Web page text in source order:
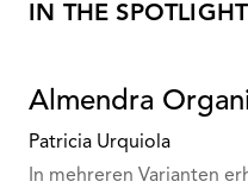
IN THE SPOTLIGHT
Almendra
Patricia Urquiola
In mehreren Varianten